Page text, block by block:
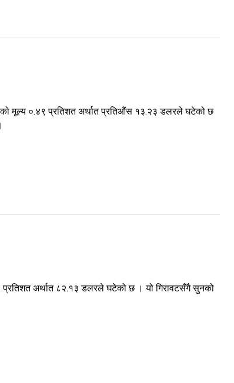
मूल्य ०.४९ प्रतिशत अर्थात प्रतिऔंस १३.२३ डलरले घटेको छ
प्रतिशत अर्थात ८२.१३ डलरले घटेको छ । यो गिरावटसँगै सुनको